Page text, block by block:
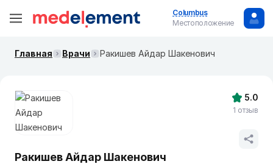
Columbus
Местоположение
Главная Врачи Ракишев Айдар Шакенович
Ракишев Айдар Шакенович
5.0
1 отзыв